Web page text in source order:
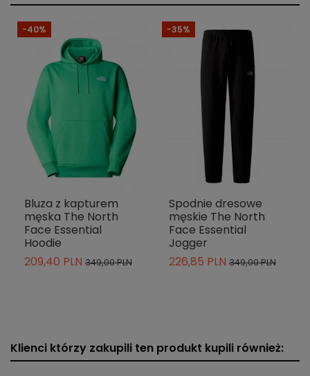
-40%
Bluza z kapturem
męska The North
Face Essential
Hoodie
209,40 PLN 349,00 PLN
-35%
Spodnie dresowe
męskie The North
Face Essential
Jogger
226,85 PLN 349,00 PLN
Klienci którzy zakupili ten produkt kupili również: